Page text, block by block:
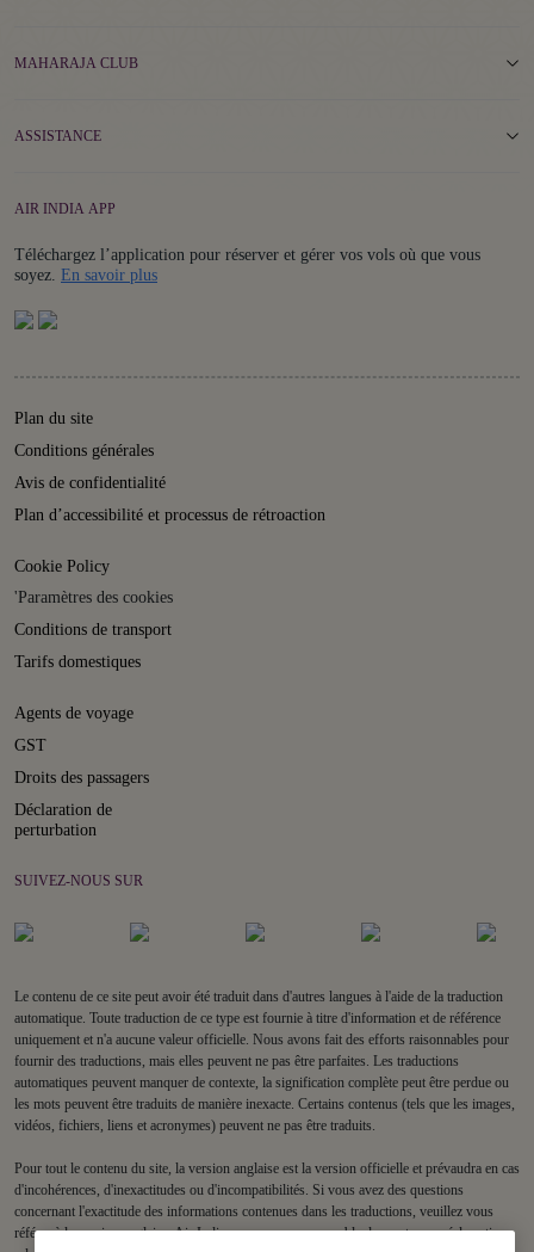
MAHARAJA CLUB
ASSISTANCE
AIR INDIA APP
Téléchargez l’application pour réserver et gérer vos vols où que vous
soyez. En savoir plusDetails
Plan du site
Conditions générales
Avis de confidentialité
Plan d’accessibilité et processus de rétroaction
Cookie Policy
'Paramètres des cookies
Conditions de transport
Tarifs domestiques
Agents de voyage
GST
Droits des passagers
Déclaration de
perturbation
SUIVEZ-NOUS SUR
Le contenu de ce site peut avoir été traduit dans d'autres langues à l'aide de la traduction
automatique. Toute traduction de ce type est fournie à titre d'information et de référence
uniquement et n'a aucune valeur officielle. Nous avons fait des efforts raisonnables pour
fournir des traductions, mais elles peuvent ne pas être parfaites. Les traductions
automatiques peuvent manquer de contexte, la signification complète peut être perdue ou
les mots peuvent être traduits de manière inexacte. Certains contenus (tels que les images,
vidéos, fichiers, liens et acronymes) peuvent ne pas être traduits.
Pour tout le contenu du site, la version anglaise est la version officielle et prévaudra en cas
d'incohérences, d'inexactitudes ou d'incompatibilités. Si vous avez des questions
concernant l'exactitude des informations contenues dans les traductions, veuillez vous
référer à la version anglaise. Air India ne sera pas responsable des pertes ou réclamations